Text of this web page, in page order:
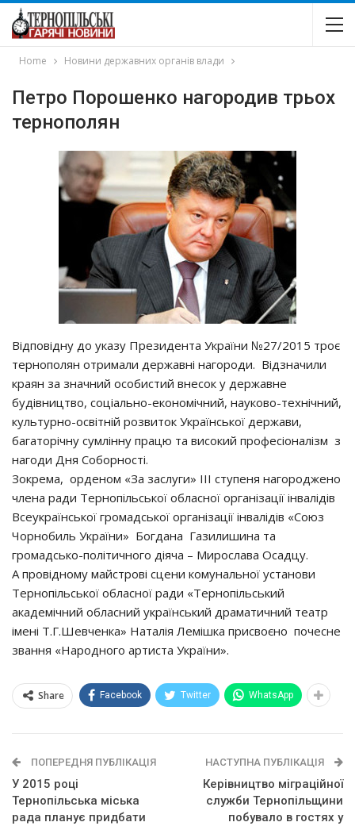
Home Новини державних органів влади
Петро Порошенко нагородив трьох
тернополян
Відповідну до указу Президента України №27/2015 троє
тернополян отримали державні нагороди. Відзначили
краян за значний особистий внесок у державне
будівництво, соціально-економічний, науково-технічний,
культурно-освітній розвиток Української держави,
багаторічну сумлінну працю та високий професіоналізм з
нагоди Дня Соборності.
Зокрема, орденом «За заслуги» ІІІ ступеня нагороджено
члена ради Тернопільської обласної організації інвалідів
Всеукраїнської громадської організації інвалідів «Союз
Чорнобиль України» Богдана Газилишина та
громадсько-політичного діяча – Мирослава Осадцу.
А провідному майстрові сцени комунальної установи
Тернопільської обласної ради «Тернопільський
академічний обласний український драматичний театр
імені Т.Г.Шевченка» Наталія Лемішка присвоєно почесне
звання «Народного артиста України».
Share Facebook Twitter WhatsApp
ПОПЕРЕДНЯ ПУБЛІКАЦІЯ
У 2015 році
Тернопільська міська
рада планує придбати
НАСТУПНА ПУБЛІКАЦІЯ
Керівництво міграційної
служби Тернопільщини
побувало в гостях у